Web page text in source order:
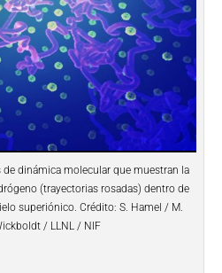
dinámica molecular que muestran la
(trayectorias rosadas) dentro de
superiónico. Crédito: S. Hamel / M.
/ LLNL / NIF